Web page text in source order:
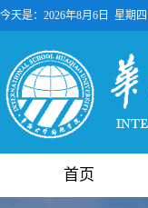
今天是： 2026年8月6日 星期四
首页